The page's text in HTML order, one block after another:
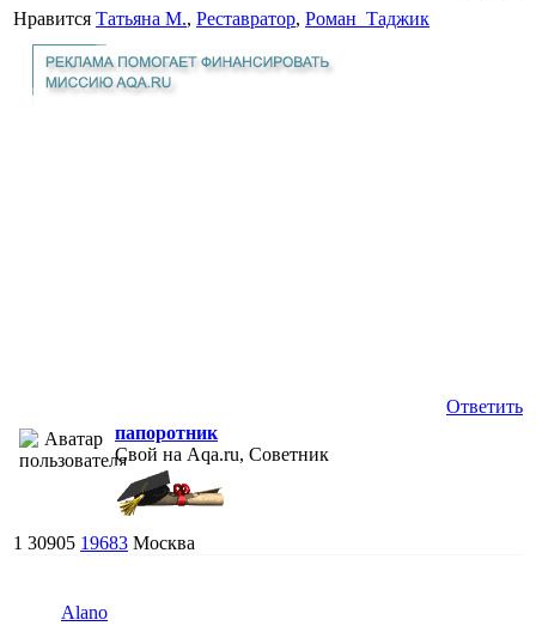
Нравится Татьяна М., Реставратор, Роман_Таджик
Ответить
папоротник
Свой на Aqa.ru, Советник
1 30905 19683 Москва
Alano